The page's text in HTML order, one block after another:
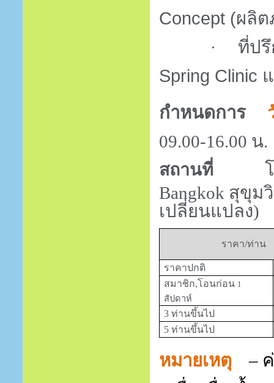
Concept (ผลิ
·
ที่ป
Spring Clinic
กำหนดการ
09.00-16.00 น.
สถานที่
Bangkok สุขุม
เปลี่ยนแปลง)
ราคา/ท่าน
ราคาปกติ
สมาชิก,โอนก่อน 1
สัปดาห์
3 ท่านขึ้นไป
5 ท่านขึ้นไป
หมายเหตุ
–